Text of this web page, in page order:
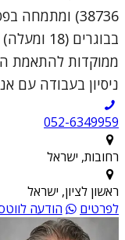
38736)
בבוגרים
ממוקדות להתאמת
ניסיון בעבודה עם
052-6349959
רחובות, ישראל
ראשון לציון, ישראל
לפרטים
הודעה